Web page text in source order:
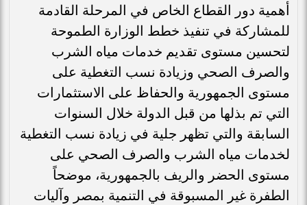
أهمية دور القطاع الخاص في المرحلة القادمة
للمشاركة في تنفيذ خطط الوزارة الطموحة
لتحسين مستوى تقديم خدمات مياه الشرب
والصرف الصحي وزيادة نسب التغطية على
مستوى الجمهورية والحفاظ على الاستثمارات
التي تم بذلها من قبل الدولة خلال السنوات
السابقة والتي تظهر جلية في زيادة نسب التغطية
لخدمات مياه الشرب والصرف الصحي على
مستوى الحضر والريف بالجمهورية، موضحاً
الطفرة غير المسبوقة في التنمية بمصر وآليات